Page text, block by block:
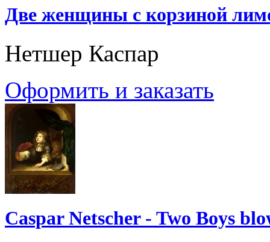
Две женщины с корзиной
Нетшер Каспар
Оформить и заказать
Caspar Netscher - Two Boys